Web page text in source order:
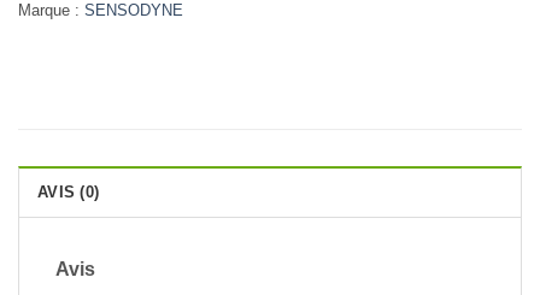
Marque : SENSODYNE
AVIS (0)
Avis